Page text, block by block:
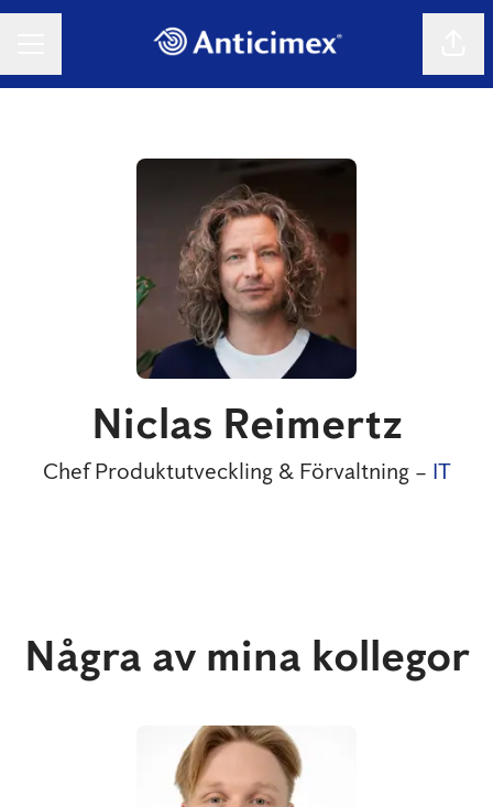
Niclas Reimertz
Chef Produktutveckling & Förvaltning – IT
Några av mina kollegor